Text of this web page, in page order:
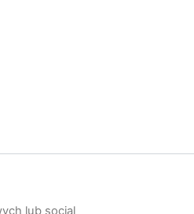
lub social